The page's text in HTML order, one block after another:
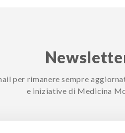
per rimanere sempre
e iniziative di Medicina